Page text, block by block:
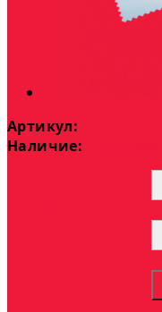
Артикул:
Наличие: